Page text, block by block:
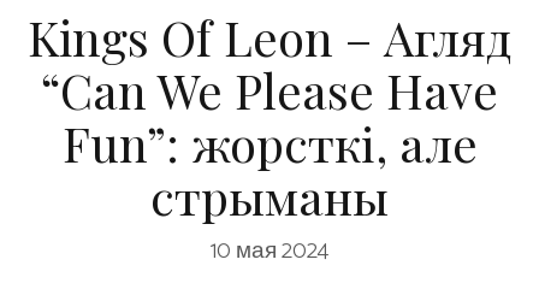
Kings Of Leon – Агляд
“Can We Please Have
Fun”: жорсткі, але
стрыманы
10 мая 2024